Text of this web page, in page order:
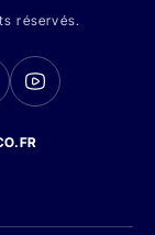
réservés.